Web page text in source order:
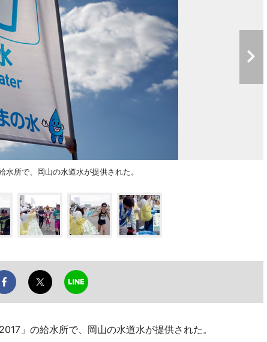
所で、岡山の水道水が提供された。
」の給水所で、岡山の水道水が提供された。